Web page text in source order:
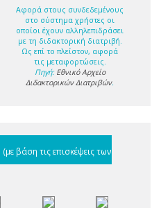
Αφορά στους συνδεδεμένους
στο σύστημα χρήστες οι
οποίοι έχουν αλληλεπιδράσει
με τη διδακτορική διατριβή.
Ως επί το πλείστον, αφορά
τις μεταφορτώσεις.
Πηγή: Εθνικό Αρχείο
Διδακτορικών Διατριβών.
(με βάση τις επισκέψεις των